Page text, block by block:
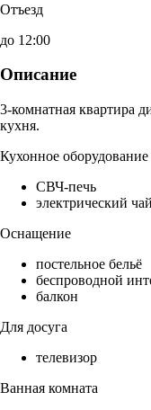
Отъезд
до 12:00
Описание
3-комнатная квартира
кухня.
Кухонное оборудование
СВЧ-печь
электрический
Оснащение
постельное бельё
беспроводной
балкон
Для досуга
телевизор
Ванная комната